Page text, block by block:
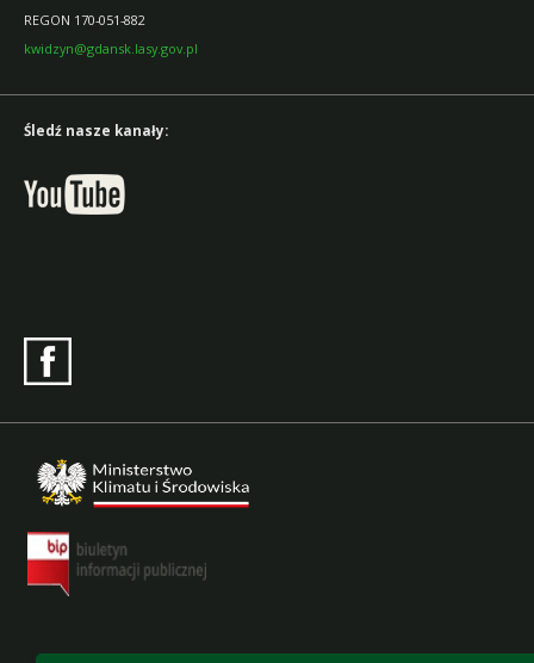
REGON 170-051-882
kwidzyn@gdansk.lasy.gov.pl
Śledź nasze kanały: